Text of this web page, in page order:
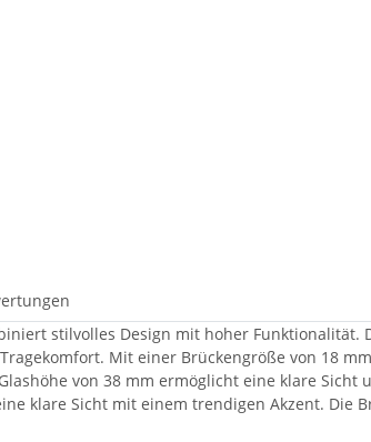
stilvolles Design mit hoher
Mit einer Brückengröße von 18
von 38 mm ermöglicht eine klare
klare Sicht mit einem trendigen Akzent.